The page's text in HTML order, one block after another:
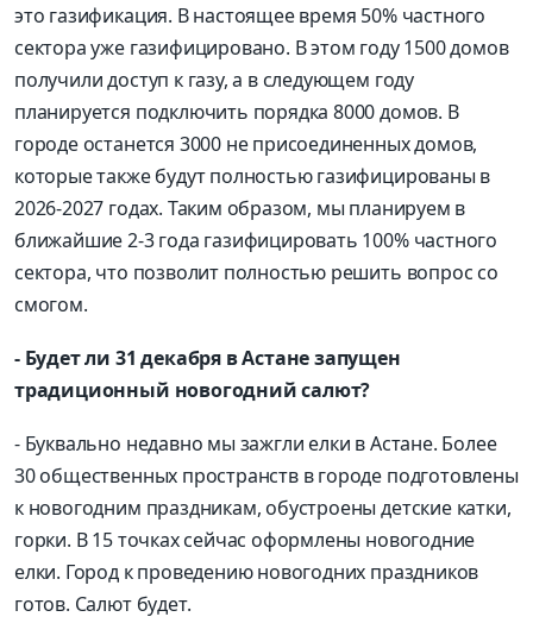
это газификация. В настоящее время 50% частного
сектора уже газифицировано. В этом году 1500 домов
получили доступ к газу, а в следующем году
планируется подключить порядка 8000 домов. В
городе останется 3000 не присоединенных домов,
которые также будут полностью газифицированы в
2026-2027 годах. Таким образом, мы планируем в
ближайшие 2-3 года газифицировать 100% частного
сектора, что позволит полностью решить вопрос со
смогом.
- Будет ли 31 декабря в Астане запущен
традиционный новогодний салют?
- Буквально недавно мы зажгли елки в Астане. Более
30 общественных пространств в городе подготовлены
к новогодним праздникам, обустроены детские катки,
горки. В 15 точках сейчас оформлены новогодние
елки. Город к проведению новогодних праздников
готов. Салют будет.